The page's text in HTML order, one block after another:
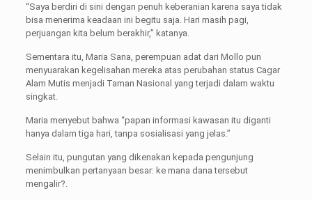
“Saya berdiri di sini dengan penuh keberanian karena saya tidak
bisa menerima keadaan ini begitu saja. Hari masih pagi,
perjuangan kita belum berakhir,” katanya.
Sementara itu, Maria Sana, perempuan adat dari Mollo pun
menyuarakan kegelisahan mereka atas perubahan status Cagar
Alam Mutis menjadi Taman Nasional yang terjadi dalam waktu
singkat.
Maria menyebut bahwa “papan informasi kawasan itu diganti
hanya dalam tiga hari, tanpa sosialisasi yang jelas.”
Selain itu, pungutan yang dikenakan kepada pengunjung
menimbulkan pertanyaan besar: ke mana dana tersebut
mengalir?.